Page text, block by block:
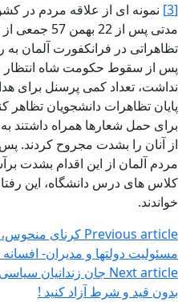
[3]
نمونه ای از علاقه مردم در
مدتی پس از
تظاهراتی در فرانکفورت آلمان به
پس از سقوط حکومت شاه انتظار
نداشت، تعداد کمی پرسنل برای
پایان تظاهرات دانشجویان تظاهر
برای حمل شعارها همراه داشتند
از آنان را بشدت مجروح کردند. پس
مردم آلمان از این اقدام بشدت
کلاس های درس دانشگاه، این
خواندند.
Previous article کرنای
مسئولیت دولتها و مدیران- افسانه
Next article جان زندانیان
بدون قید و شرط آزاد کنید !